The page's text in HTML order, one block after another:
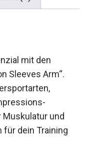
Sleeves Arm“.
und
dein Training